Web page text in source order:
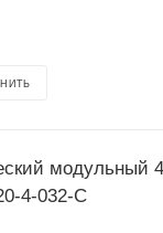
модульный
4-032-C